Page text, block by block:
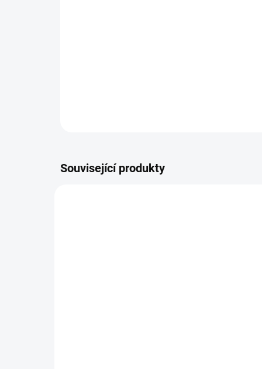
Související produkty